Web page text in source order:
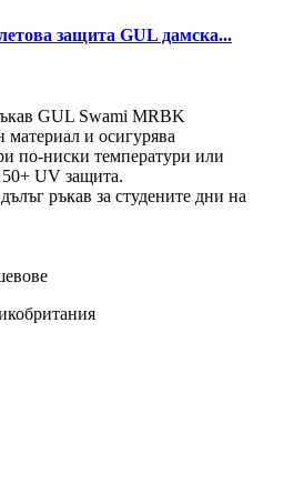
защита GUL дамска...
GUL Swami MRBK
материал и осигурява
по-ниски температури или
50+ UV защита.
ръкав за студените дни на